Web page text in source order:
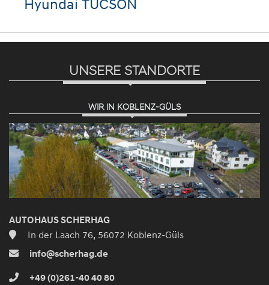
Hyundai TUCSON
UNSERE STANDORTE
WIR IN KOBLENZ-GÜLS
AUTOHAUS SCHERHAG
In der Laach 76, 56072 Koblenz-Güls
info@scherhag.de
+49 (0)261-40 40 80